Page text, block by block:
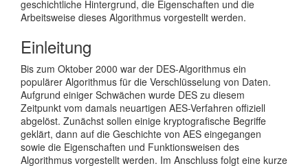
geschichtliche Hintergrund, die Eigenschaften und die
Arbeitsweise dieses Algorithmus vorgestellt werden.
Einleitung
Bis zum Oktober 2000 war der DES-Algorithmus ein
populärer Algorithmus für die Verschlüsselung von Daten.
Aufgrund einiger Schwächen wurde DES zu diesem
Zeitpunkt vom damals neuartigen AES-Verfahren offiziell
abgelöst. Zunächst sollen einige kryptografische Begriffe
geklärt, dann auf die Geschichte von AES eingegangen
sowie die Eigenschaften und Funktionsweisen des
Algorithmus vorgestellt werden. Im Anschluss folgt eine kurze